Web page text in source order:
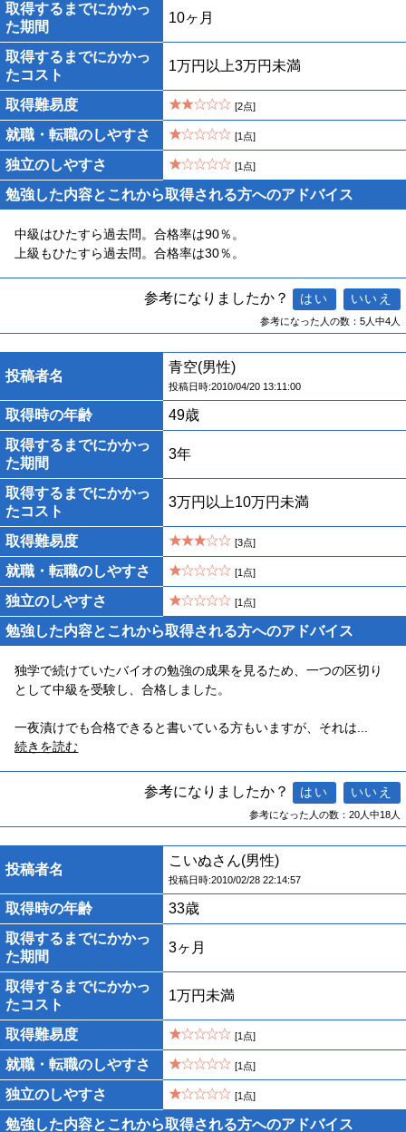
取得するまでにかかっ
た期間
10ヶ月
取得するまでにかかっ
たコスト
1万円以上3万円未満
取得難易度 [2点]
就職・転職のしやすさ [1点]
独立のしやすさ [1点]
勉強した内容とこれから取得される方へのアドバイス
中級はひたすら過去問。合格率は90％。
上級もひたすら過去問。合格率は30％。
参考になりましたか？
参考になった人の数：5人中4人
投稿者名
青空(男性)
投稿日時:2010/04/20 13:11:00
取得時の年齢
49歳
取得するまでにかかっ
た期間
3年
取得するまでにかかっ
たコスト
3万円以上10万円未満
取得難易度 [3点]
就職・転職のしやすさ [1点]
独立のしやすさ [1点]
勉強した内容とこれから取得される方へのアドバイス
独学で続けていたバイオの勉強の成果を見るため、一つの区切り
として中級を受験し、合格しました。
一夜漬けでも合格できると書いている方もいますが、それは
続きを読む
参考になりましたか？
参考になった人の数：20人中18人
投稿者名
こいぬさん(男性)
投稿日時:2010/02/28 22:14:57
取得時の年齢
33歳
取得するまでにかかっ
た期間
3ヶ月
取得するまでにかかっ
たコスト
1万円未満
取得難易度 [1点]
就職・転職のしやすさ [1点]
独立のしやすさ [1点]
勉強した内容とこれから取得される方へのアドバイス